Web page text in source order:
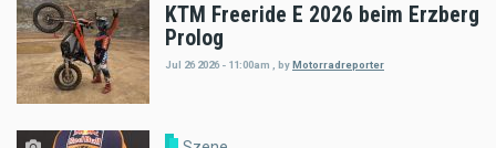
KTM Freeride E 2026 beim Erzberg
Prolog
Jul 26 2026 - 11:00am byMotorradreporter